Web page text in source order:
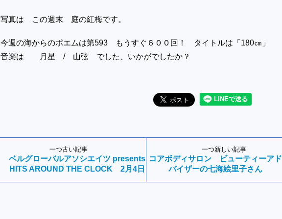
写真は この週末 庭の紅梅です。
今週の海からのポエムは第593 もうすぐ６００回！ タイトルは「180㎝」
音楽は 月星 / 山弦 でした、いかがでしたか？
一つ古い記事
ベルグローバルアソシエイツ presents
HITS AROUND THE CLOCK 2月4日
一つ新しい記事
コアボディサロン ビューティーアド
バイザーの七海絵里子さん